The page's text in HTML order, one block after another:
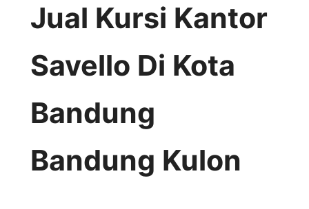
Jual Kursi Kantor
Savello Di Kota
Bandung
Bandung Kulon